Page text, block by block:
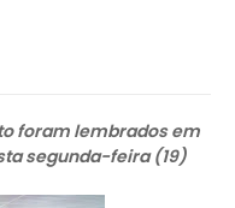
foram lembrados em
segunda-feira (19)